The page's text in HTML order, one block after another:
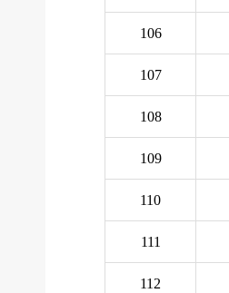
106
107
108
109
110
111
112